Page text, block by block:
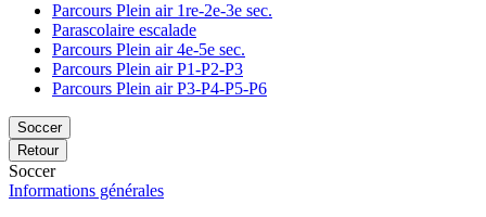
Parcours Plein air 1re-2e-3e sec.
Parascolaire escalade
Parcours Plein air 4e-5e sec.
Parcours Plein air P1-P2-P3
Parcours Plein air P3-P4-P5-P6
Soccer
Retour
Soccer
Informations générales